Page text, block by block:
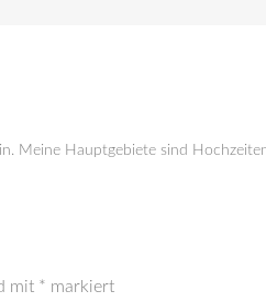
Meine Hauptgebiete sind
mit * markiert